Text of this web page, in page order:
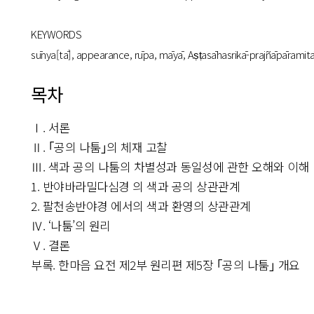
KEYWORDS
sūnya[tā], appearance, rūpa, māyā, Aṣṭasāhasrikā-
목차
Ⅰ. 서론
Ⅱ. ｢공의 나툼｣의 체재 고찰
Ⅲ. 색과 공의 나툼의 차별성과 동일성에 관한 오해와 이해
1. 반야바라밀다심경 의 색과 공의 상관관계
2. 팔천송반야경 에서의 색과 환영의 상관관계
Ⅳ. ‘나툼’의 원리
Ⅴ. 결론
부록. 한마음 요전 제2부 원리편 제5장 ｢공의 나툼｣ 개요